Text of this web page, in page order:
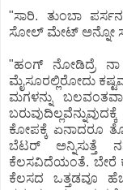
"ಸಾರಿ. ತುಂಬಾ
ಸೋಲ್ ಮೇಟ್ ಅನ್ನೋ
"ಹಂಗ್ ನೋಡಿದ್ರೆ ನಾ
ಮೈಸೂರಲ್ಲಿರೋದು
ಮಗಳನ್ನು
ಕೋಪಕ್ಕೆ ಏನಾದರೂ
ಬೆಟರ್ ಅನ್ನಿಸುತ್ತೆ
ಕೆಲಸವಿದೆಯಂತೆ. ಬೇರೆ
ಕೆಲಸದ ಒತ್ತಡವೂ